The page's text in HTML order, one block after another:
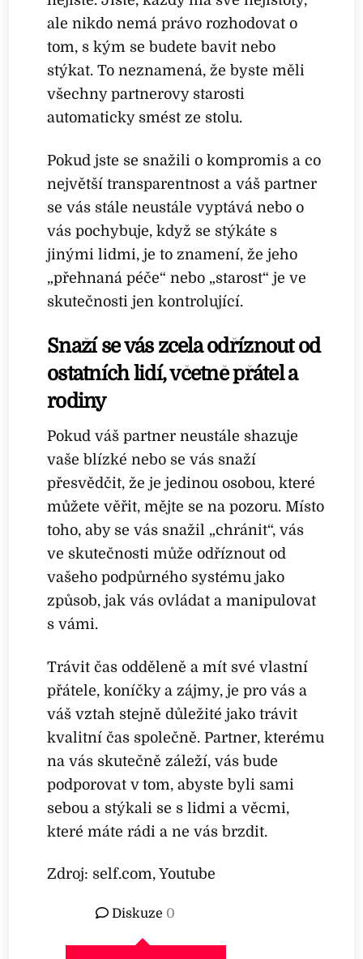
ale nikdo nemá právo rozhodovat o
tom, s kým se budete bavit nebo
stýkat. To neznamená, že byste měli
všechny partnerovy starosti
automaticky smést ze stolu.
Pokud jste se snažili o kompromis a co
největší transparentnost a váš partner
se vás stále neustále vyptává nebo o
vás pochybuje, když se stýkáte s
jinými lidmi, je to znamení, že jeho
„přehnaná péče“ nebo „starost“ je ve
skutečnosti jen kontrolující.
Snaží se vás zcela odříznout od
ostatních lidí, včetně přátel a
rodiny
Pokud váš partner neustále shazuje
vaše blízké nebo se vás snaží
přesvědčit, že je jedinou osobou, které
můžete věřit, mějte se na pozoru. Místo
toho, aby se vás snažil „chránit“, vás
ve skutečnosti může odříznout od
vašeho podpůrného systému jako
způsob, jak vás ovládat a manipulovat
s vámi.
Trávit čas odděleně a mít své vlastní
přátele, koníčky a zájmy, je pro vás a
váš vztah stejně důležité jako trávit
kvalitní čas společně. Partner, kterému
na vás skutečně záleží, vás bude
podporovat v tom, abyste byli sami
sebou a stýkali se s lidmi a věcmi,
které máte rádi a ne vás brzdit.
Zdroj: self.com, Youtube
Diskuze 0